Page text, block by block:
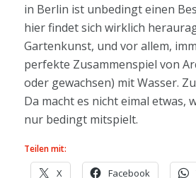
in Berlin ist unbedingt einen
hier findet sich wirklich
Gartenkunst, und vor allem,
perfekte Zusammenspiel von
oder gewachsen) mit Wasser.
Da macht es nicht eimal etwas,
nur bedingt mitspielt.
Teilen mit:
X Facebook